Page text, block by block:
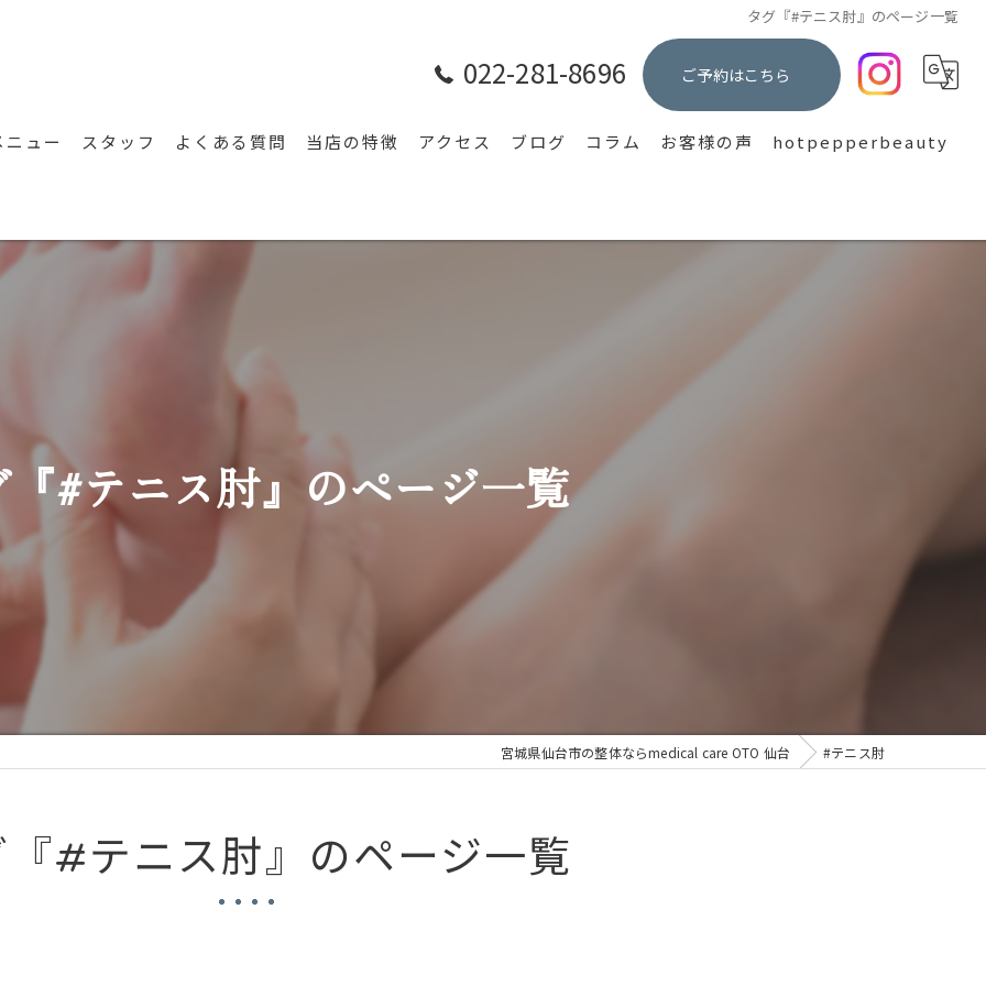
タグ『#テニス肘』のページ一覧
022-281-8696 ご予約はこちら
ニュー スタッフ よくある質問 当店の特徴 アクセス ブログ コラム お客様の声 hotpepperbeauty
#テニス肘』のページ一覧
宮城県仙台市の整体ならmedical care OTO 仙台 #テニス肘
#テニス肘』のページ一覧